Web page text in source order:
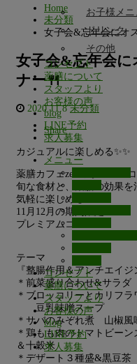
お子様メニ
ドリンク
その他
コンセプト
薬膳について
スタッフより
お客様の声
blog
LINE予約
求人募集
メニュー
コンセプト
薬膳について
スタッフより
お客様の声
blog
LINE予約
求人募集
Home
未分類
女子会&忘年会にオ
女子会&忘年会
ナー🍴
2020.11.8 未分類
Share
カジュアルに楽しめる✨✨
薬膳カフェzenのオススメ
旬な食材と、薬膳の効果を
気軽に楽しめる
11月12月の期間限定
プレミアムコース🍴
テーマ
『整腸作用＆アンチエイジ
＊前菜盛り合わせ&サラダ
＊ブロッコリーとカリフラ
豆乳味噌スープ
＊サバのみぞれ煮 山椒風
＊鶏もも肉のトマトビーン
＆十穀米
＊デザート３種盛&黒豆茶